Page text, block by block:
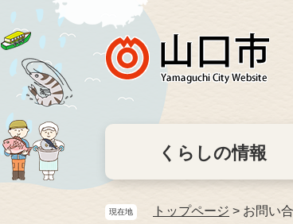
くらしの情報
現在地 トップページ > お問い